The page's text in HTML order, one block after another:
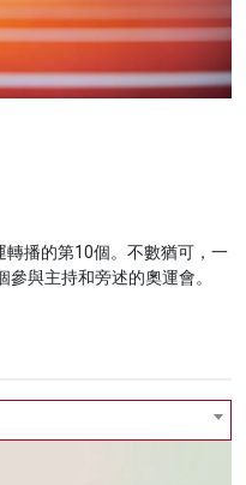
播的第10個。不數猶可，一
與主持和旁述的奧運會。